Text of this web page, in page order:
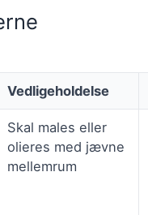
Vedligeholdelse
Skal males eller
olieres med jævne
mellemrum